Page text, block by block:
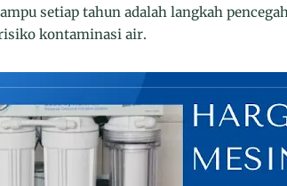
setiap tahun adalah langkah
kontaminasi air.